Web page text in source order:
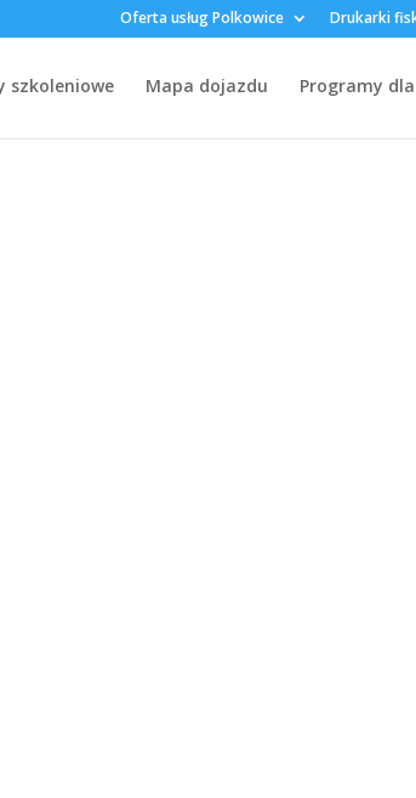
Oferta usług Polkowice Drukarki
szkoleniowe Mapa dojazdu Programy